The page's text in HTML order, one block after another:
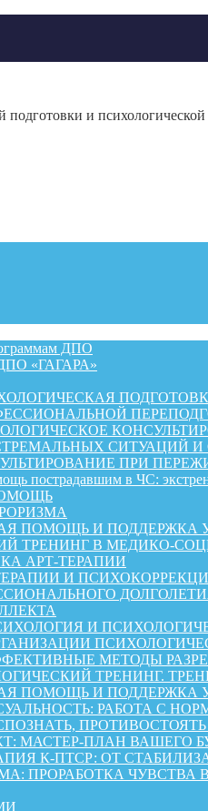
подготовки и
ДПО
«ГАГАРА»
СИТУАЦИЙ И
ПРИ
пострадавшим в ЧС:
ПОМОЩЬ И ПОДДЕРЖКА
ТРЕНИНГ В МЕДИКО-
АРТ-ТЕРАПИИ
И
И
МЕТОДЫ
ТРЕНИНГ.
ПОМОЩЬ И ПОДДЕРЖКА
РАБОТА С
МАСТЕР‑ПЛАН ВАШЕГО
К-ПТСР: ОТ
ПРОРАБОТКА